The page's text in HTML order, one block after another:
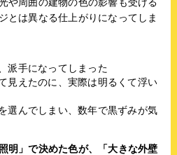
とは異なる仕上がりになってしま
派手になってしまった
見えたのに、実際は明るくて浮い
選んでしまい、数年で黒ずみが気
明」で決めた色が、「大きな外壁